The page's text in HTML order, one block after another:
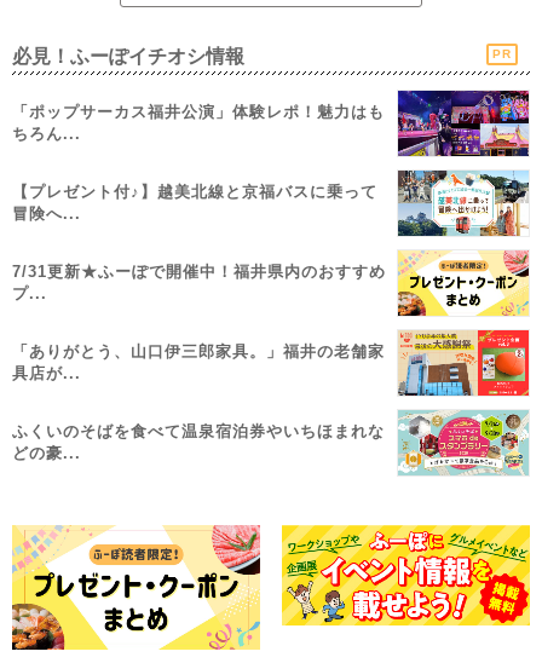
必見！ふーぽイチオシ情報 PR
「ポップサーカス福井公演」体験レポ！魅力はも
ちろん...
【プレゼント付♪】越美北線と京福バスに乗って
冒険へ...
7/31更新★ふーぽで開催中！福井県内のおすすめ
プ...
「ありがとう、山口伊三郎家具。」福井の老舗家
具店が...
ふくいのそばを食べて温泉宿泊券やいちほまれな
どの豪...